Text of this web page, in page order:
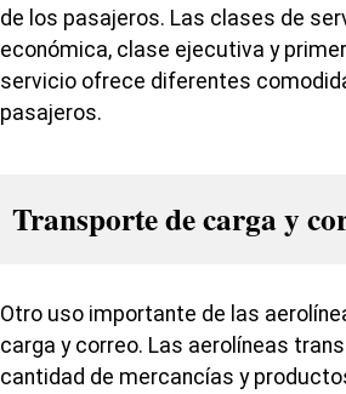
de los pasajeros. Las clases de
económica, clase ejecutiva y
servicio ofrece diferentes
pasajeros.
Transporte de carga y
Otro uso importante de las
carga y correo. Las aerolíneas
cantidad de mercancías y